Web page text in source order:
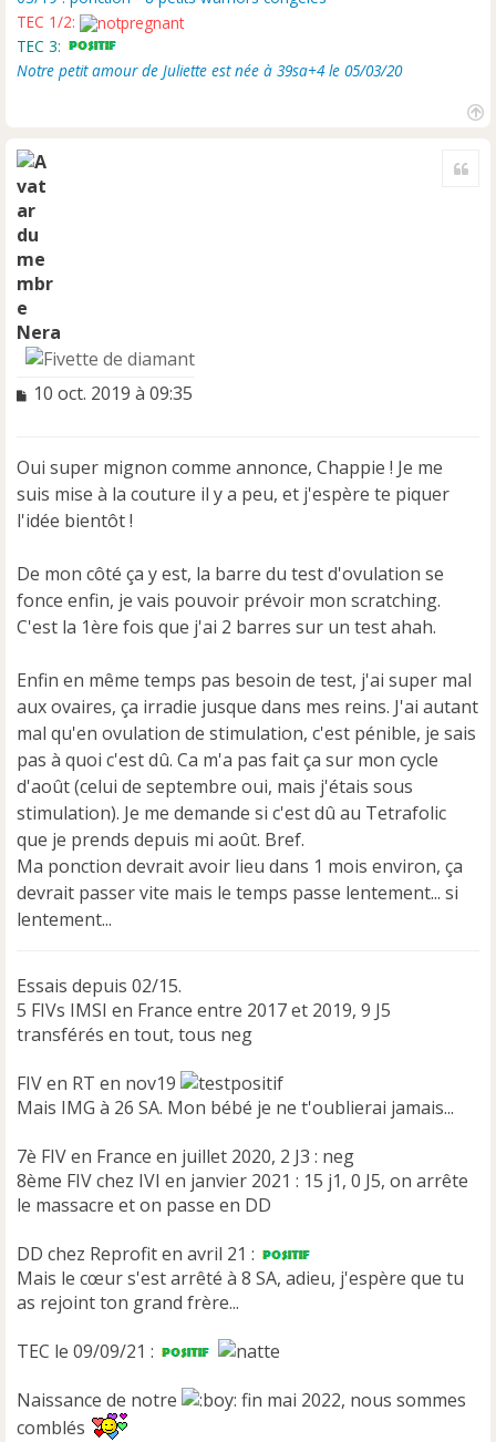
TEC 1/2:
TEC 3:
Notre petit amour de Juliette est née à 39sa+4 le 05/03/20
Nera
M
a
g
e
n
l
u
10 oct. 2019 à 09:35
Oui super mignon comme annonce, Chappie ! Je me
suis mise à la couture il y a peu, et j'espère te piquer
l'idée bientôt !
De mon côté ça y est, la barre du test d'ovulation se
fonce enfin, je vais pouvoir prévoir mon scratching.
C'est la 1ère fois que j'ai 2 barres sur un test ahah.
Enfin en même temps pas besoin de test, j'ai super mal
aux ovaires, ça irradie jusque dans mes reins. J'ai autant
mal qu'en ovulation de stimulation, c'est pénible, je sais
pas à quoi c'est dû. Ca m'a pas fait ça sur mon cycle
d'août (celui de septembre oui, mais j'étais sous
stimulation). Je me demande si c'est dû au Tetrafolic
que je prends depuis mi août. Bref.
Ma ponction devrait avoir lieu dans 1 mois environ, ça
devrait passer vite mais le temps passe lentement... si
lentement...
Essais depuis 02/15.
5 FIVs IMSI en France entre 2017 et 2019, 9 J5
transférés en tout, tous neg
FIV en RT en nov19
Mais IMG à 26 SA. Mon bébé je ne t'oublierai jamais...
7è FIV en France en juillet 2020, 2 J3 : neg
8ème FIV chez IVI en janvier 2021 : 15 j1, 0 J5, on arrête
le massacre et on passe en DD
DD chez Reprofit en avril 21 :
Mais le cœur s'est arrêté à 8 SA, adieu, j'espère que tu
as rejoint ton grand frère...
TEC le 09/09/21 :
Naissance de notre
fin mai 2022, nous sommes
comblés